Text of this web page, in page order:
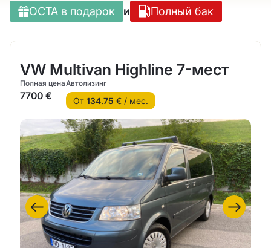
OCTA в подарок и Полный бак
VW Multivan Highline 7-мест
Полная цена
7700 €
Автолизинг
От 134.75 € / мес.